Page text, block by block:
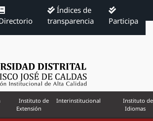
Índices de
transparencia
Participa
Instituto de
Extensión
Interinstitucional
Instituto de
Idiomas